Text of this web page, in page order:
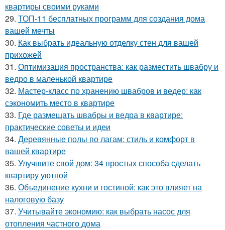
квартиры своими руками
29. ТОП-11 бесплатных программ для создания дома
вашей мечты
30. Как выбрать идеальную отделку стен для вашей
прихожей
31. Оптимизация пространства: как разместить швабру и
ведро в маленькой квартире
32. Мастер-класс по хранению швабров и ведер: как
сэкономить место в квартире
33. Где размещать швабры и ведра в квартире:
практические советы и идеи
34. Деревянные полы по лагам: стиль и комфорт в
вашей квартире
35. Улучшите свой дом: 34 простых способа сделать
квартиру уютной
36. Объединение кухни и гостиной: как это влияет на
налоговую базу
37. Учитывайте экономию: как выбрать насос для
отопления частного дома